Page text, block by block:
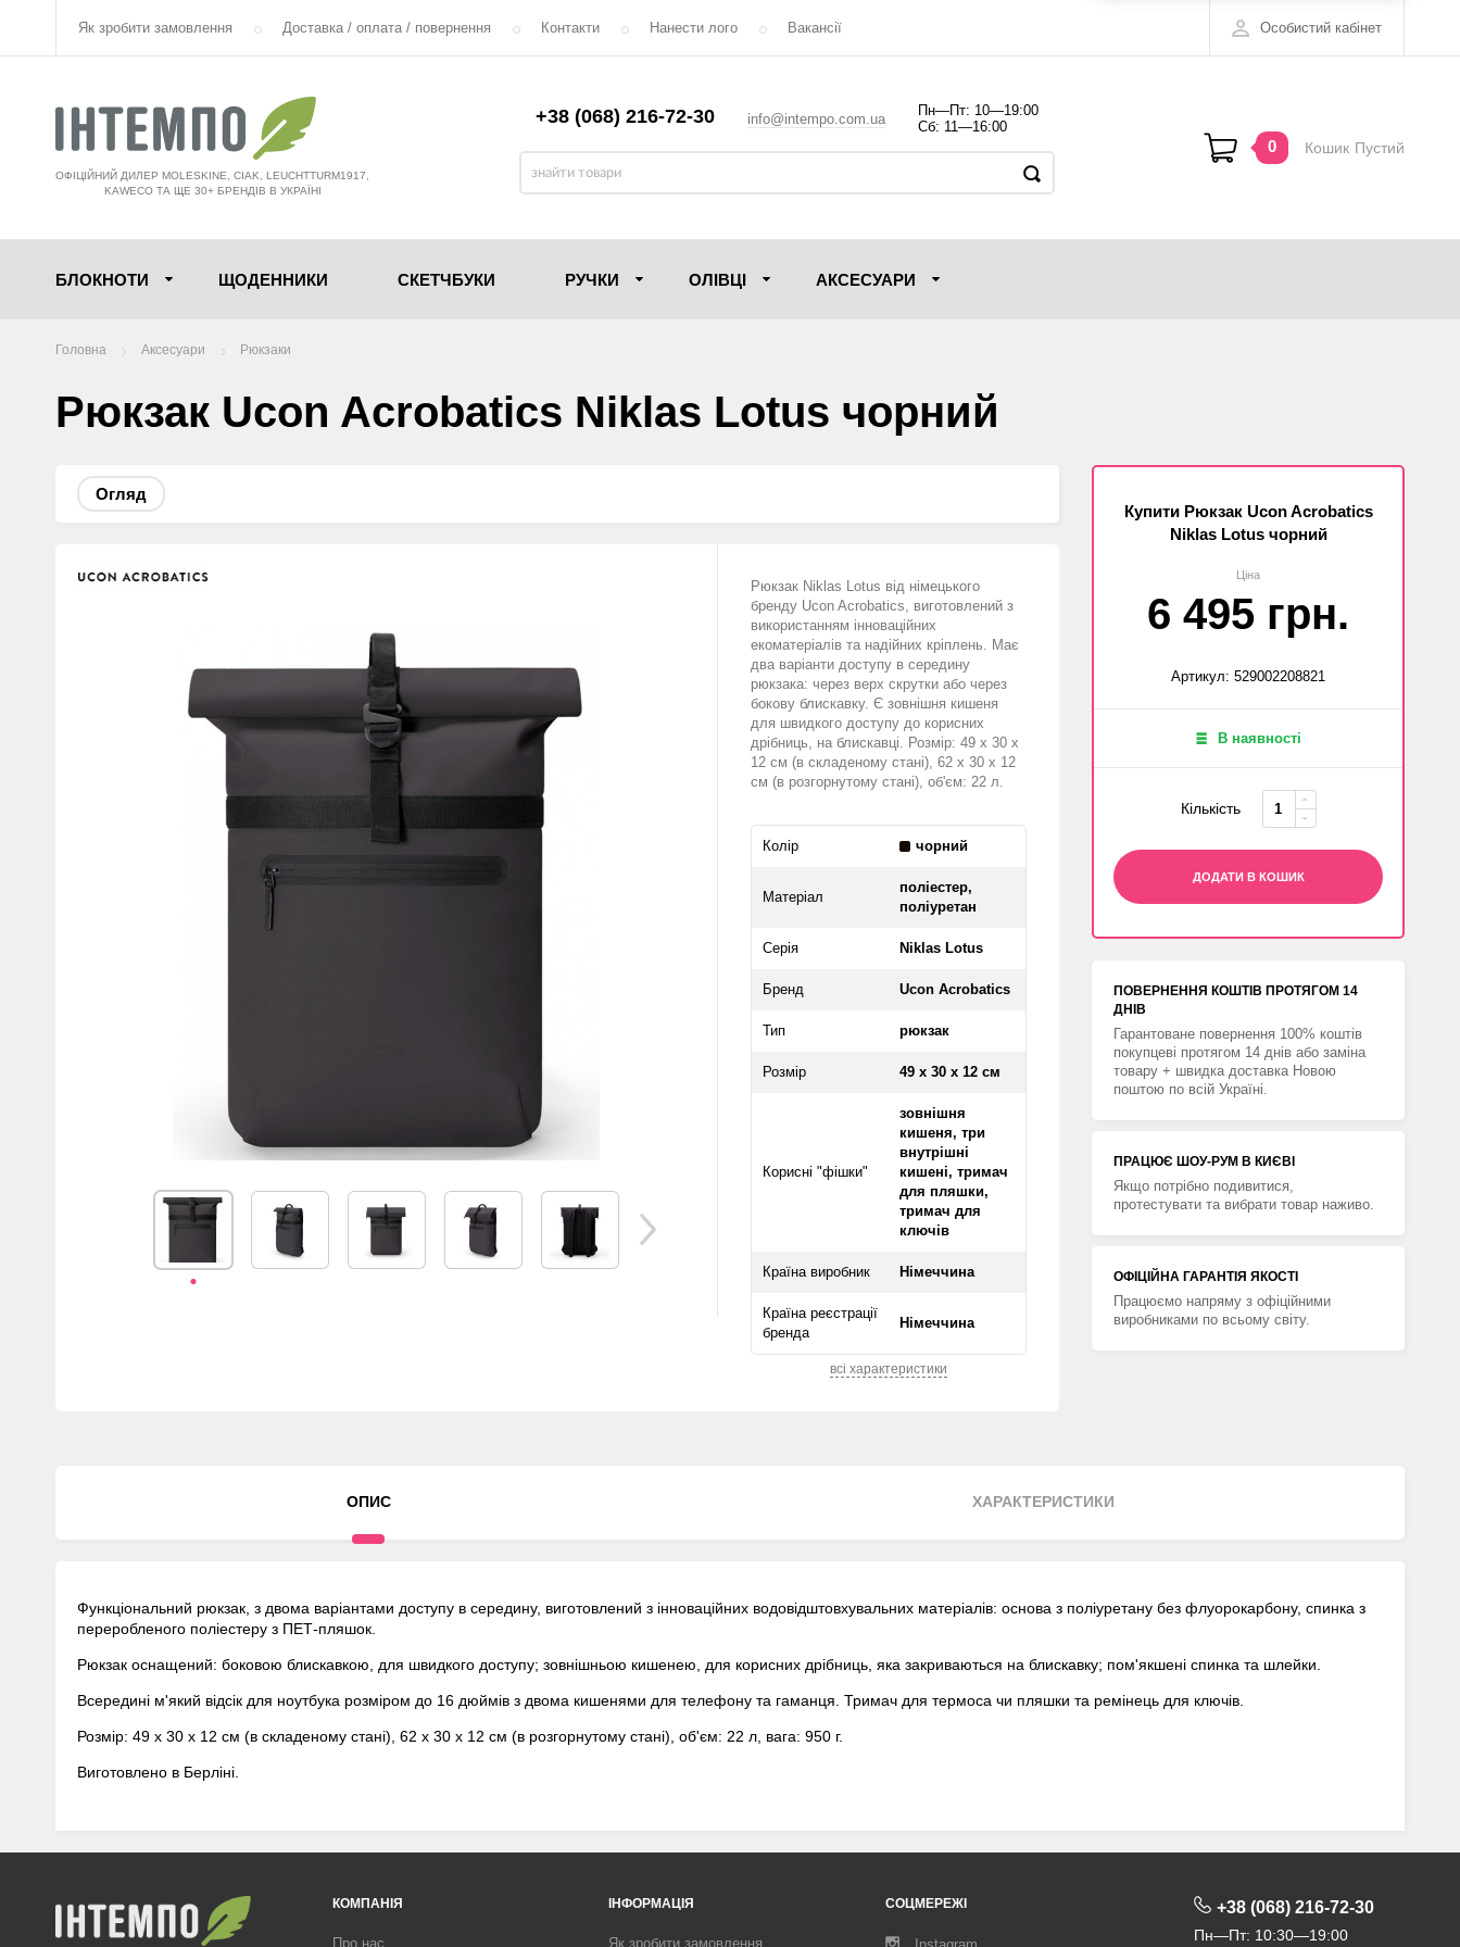
Як зробити замовлення Доставка / оплата / повернення Контакти Нанести лого Вакансії Особистий кабінет
ОФІЦІЙНИЙ ДИЛЕР MOLESKINE, CIAK, LEUCHTTURM1917,
KAWECO ТА ЩЕ 30+ БРЕНДІВ В УКРАЇНІ
+38 (068) 216-72-30 info@intempo.com.ua
Пн—Пт: 10—19:00
Сб: 11—16:00
0 Кошик Пустий
БЛОКНОТИ ЩОДЕННИКИ СКЕТЧБУКИ РУЧКИ ОЛIВЦI АКСЕСУАРИ
Головна Аксесуари Рюкзаки
Рюкзак Ucon Acrobatics Niklas Lotus чорний
Огляд
товаров
Рюкзак Niklas Lotus від німецького
бренду Ucon Acrobatics, виготовлений з
використанням інноваційних
екоматеріалів та надійних кріплень. Має
два варіанти доступу в середину
рюкзака: через верх скрутки або через
бокову блискавку. Є зовнішня кишеня
для швидкого доступу до корисних
дрібниць, на блискавці. Розмір: 49 х 30 х
12 см (в складеному стані), 62 х 30 х 12
см (в розгорнутому стані), об'єм: 22 л.
Колір чорний
Матеріал
поліестер,
поліуретан
Серія Niklas Lotus
Бренд Ucon Acrobatics
Тип рюкзак
Розмір 49 х 30 х 12 см
Корисні "фішки"
зовнішня
кишеня, три
внутрішні
кишені, тримач
для пляшки,
тримач для
ключів
Країна виробник Німеччина
Країна реєстрації
бренда
Німеччина
всі характеристики
Купити Рюкзак Ucon Acrobatics
Niklas Lotus чорний
Ціна
6 495 грн.
Артикул: 529002208821
В наявності
Кількість
ДОДАТИ В КОШИК
ПОВЕРНЕННЯ КОШТIВ ПРОТЯГОМ 14
ДНIВ
Гарантоване повернення 100% коштів
покупцеві протягом 14 днів або заміна
товару + швидка доставка Новою
поштою по всій Україні.
ПРАЦЮЄ ШОУ-РУМ В КИЄВІ
Якщо потрібно подивитися,
протестувати та вибрати товар наживо.
ОФІЦІЙНА ГАРАНТІЯ ЯКОСТІ
Працюємо напряму з офіційними
виробниками по всьому світу.
ОПИС ХАРАКТЕРИСТИКИ
Функціональний рюкзак, з двома варіантами доступу в середину, виготовлений з інноваційних водовідштовхувальних матеріалів: основа з поліуретану без флуорокарбону, спинка з
переробленого поліестеру з ПЕТ-пляшок.
Рюкзак оснащений: боковою блискавкою, для швидкого доступу; зовнішньою кишенею, для корисних дрібниць, яка закриваються на блискавку; пом'якшені спинка та шлейки.
Всередині м'який відсік для ноутбука розміром до 16 дюймів з двома кишенями для телефону та гаманця. Тримач для термоса чи пляшки та ремінець для ключів.
Розмір: 49 х 30 х 12 см (в складеному стані), 62 х 30 х 12 см (в розгорнутому стані), об'єм: 22 л, вага: 950 г.
Виготовлено в Берліні.
КОМПАНІЯ
Про нас
ІНФОРМАЦІЯ
Як зробити замовлення
СОЦМЕРЕЖІ +38 (068) 216-72-30
Пн—Пт: 10:30—19:00